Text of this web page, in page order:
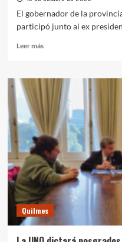
El gobernador de la
participó junto al ex
Leer másLeer
Kicillof
Rafael
Correa
presentaron
el
libro
“Economía
como
ideología
disfrazada
de
ciencia”
Quilmes